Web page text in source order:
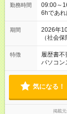
勤務時間
09:00～
6hであ
期間
2026年
（社会
特徴 履歴書不
パソコン
気になる！
掲載